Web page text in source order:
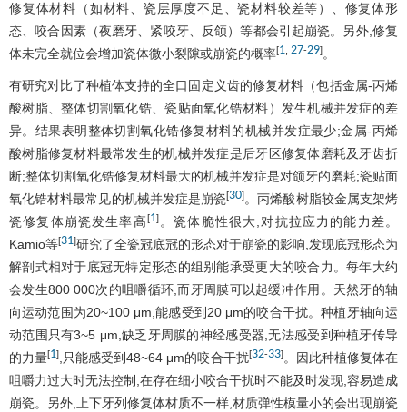
修复体材料（如材料、瓷层厚度不足、瓷材料较差等）、修复体形
态、咬合因素（夜磨牙、紧咬牙、反颌）等都会引起崩瓷。另外,修复
体未完全就位会增加瓷体微小裂隙或崩瓷的概率[1 27-29]。
有研究对比了种植体支持的全口固定义齿的修复材料（包括金属-丙烯
酸树脂、整体切割氧化锆、瓷贴面氧化锆材料）发生机械并发症的差
异。结果表明整体切割氧化锆修复材料的机械并发症最少;金属-丙烯
酸树脂修复材料最常发生的机械并发症是后牙区修复体磨耗及牙齿折
断;整体切割氧化锆修复材料最大的机械并发症是对颌牙的磨耗;瓷贴面
氧化锆材料最常见的机械并发症是崩瓷[30]。丙烯酸树脂较金属支架烤
瓷修复体崩瓷发生率高[1]。瓷体脆性很大,对抗拉应力的能力差。
Kamio等[31]研究了全瓷冠底冠的形态对于崩瓷的影响,发现底冠形态为
解剖式相对于底冠无特定形态的组别能承受更大的咬合力。每年大约
会发生800 000次的咀嚼循环,而牙周膜可以起缓冲作用。天然牙的轴
向运动范围为20~100 μm,能感受到20 μm的咬合干扰。种植牙轴向运
动范围只有3~5 μm,缺乏牙周膜的神经感受器,无法感受到种植牙传导
的力量[1],只能感受到48~64 μm的咬合干扰[32-33]。因此种植修复体在
咀嚼力过大时无法控制,在存在细小咬合干扰时不能及时发现,容易造成
崩瓷。另外,上下牙列修复体材质不一样,材质弹性模量小的会出现崩瓷